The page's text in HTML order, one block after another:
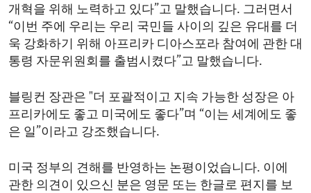
개혁을 위해 노력하고 있다”고 말했습니다. 그러면서
“이번 주에 우리는 우리 국민들 사이의 깊은 유대를 더
욱 강화하기 위해 아프리카 디아스포라 참여에 관한 대
통령 자문위원회를 출범시켰다”고 말했습니다.
블링컨 장관은 "더 포괄적이고 지속 가능한 성장은 아
프리카에도 좋고 미국에도 좋다”며 “이는 세계에도 좋
은 일”이라고 강조했습니다.
미국 정부의 견해를 반영하는 논평이었습니다. 이에
관한 의견이 있으신 분은 영문 또는 한글로 편지를 보